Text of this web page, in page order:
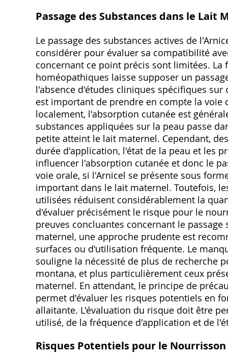
Passage des Substances dans le Lait
Le passage des substances actives de
considérer pour évaluer sa compatibilité
concernant ce point précis sont limitées.
homéopathiques laisse supposer un
l'absence d'études cliniques spécifiques
est important de prendre en compte la
localement, l'absorption cutanée est
substances appliquées sur la peau passe
petite atteint le lait maternel. Cependant,
durée d'application, l'état de la peau et les
influencer l'absorption cutanée et donc le
voie orale, si l'Arnicel se présente sous
important dans le lait maternel. Toutefois,
utilisées réduisent considérablement la
d'évaluer précisément le risque pour le
preuves concluantes concernant le
maternel, une approche prudente est
surfaces ou d'utilisation fréquente. Le
souligne la nécessité de plus de recherche
montana, et plus particulièrement ceux
maternel. En attendant, le principe de
permet d'évaluer les risques potentiels en
allaitante. L'évaluation du risque doit être
utilisé, de la fréquence d'application et de
Risques Potentiels pour le Nourrisson